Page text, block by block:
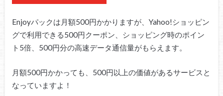
Enjoyパックは月額500円かかりますが、Yahoo!ショッピン
グで利用できる500円クーポン、ショッピング時のポイン
ト5倍、500円分の高速データ通信量がもらえます。
月額500円かかっても、500円以上の価値があるサービスと
なっていますよ！